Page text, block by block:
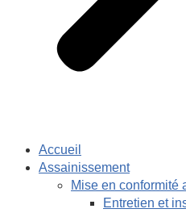
Accueil
Assainissement
Mise en conformité
Entretien et